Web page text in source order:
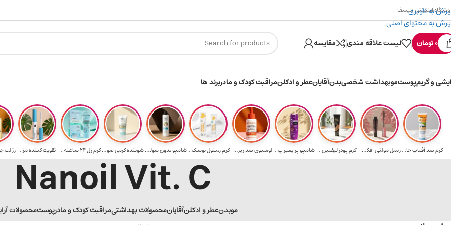
پرش به ناوبری
پرش به محتوای اصلی
هدیه ارسال رایگان برای خرید ۳.۵ میلیون به یالا ۳۰۰ میسکوین (۳۰ هزار تومن) هدیه خرید اول
اینترنتی میسفا
0تومان لیست علاقه مندی مقایسه
و گریمپوستموبهداشت شخصیبدنآقایانعطر و ادکلنمراقبت کودک و مادربرند ها
کرم ضد آفتاب حا... ریمل مولتی افکت... کرم پودر لیفتین... شامپو پرایمیر پ... لوسیون ضد ریزش ... کرم رتینول نوسک... شامپو بدون سولف... شوینده کرمی صور...کرم ژل ۲۴ ساعته... تقویت‌ کننده مژ... رژ لبNanoil Vit. C
موبدنعطر و ادکلنآقایانمحصولات بهداشتیمراقبت کودک و مادرپوستمحصولات